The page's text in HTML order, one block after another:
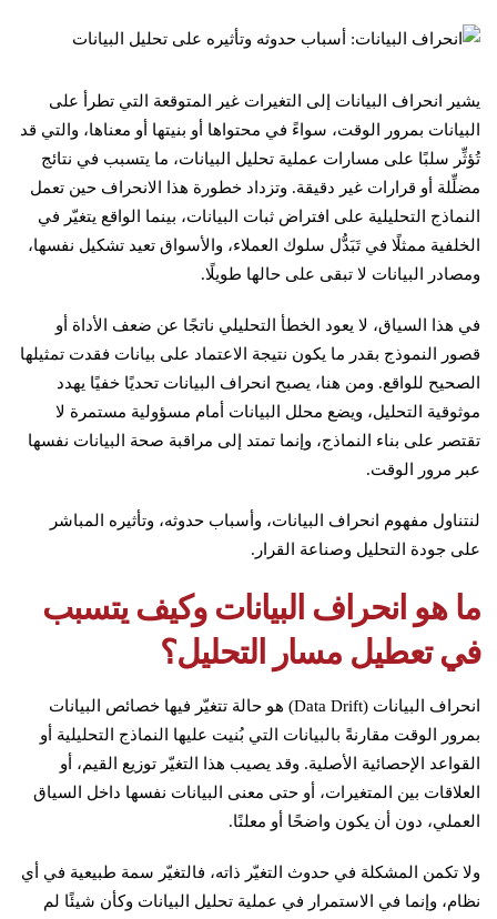
يشير انحراف البيانات إلى التغيرات غير المتوقعة التي تطرأ على
البيانات بمرور الوقت، سواءً في محتواها أو بنيتها أو معناها، والتي قد
تُؤثِّر سلبًا على مسارات عملية تحليل البيانات، ما يتسبب في نتائج
مضلِّلة أو قرارات غير دقيقة. وتزداد خطورة هذا الانحراف حين تعمل
النماذج التحليلية على افتراض ثبات البيانات، بينما الواقع يتغيّر في
الخلفية ممثلًا في تَبَدُّل سلوك العملاء، والأسواق تعيد تشكيل نفسها،
ومصادر البيانات لا تبقى على حالها طويلًا.
في هذا السياق، لا يعود الخطأ التحليلي ناتجًا عن ضعف الأداة أو
قصور النموذج بقدر ما يكون نتيجة الاعتماد على بيانات فقدت تمثيلها
الصحيح للواقع. ومن هنا، يصبح انحراف البيانات تحديًا خفيًا يهدد
موثوقية التحليل، ويضع محلل البيانات أمام مسؤولية مستمرة لا
تقتصر على بناء النماذج، وإنما تمتد إلى مراقبة صحة البيانات نفسها
عبر مرور الوقت.
لنتناول مفهوم انحراف البيانات، وأسباب حدوثه، وتأثيره المباشر
على جودة التحليل وصناعة القرار.
ما هو انحراف البيانات وكيف يتسبب
في تعطيل مسار التحليل؟
انحراف البيانات (Data Drift) هو حالة تتغيّر فيها خصائص البيانات
بمرور الوقت مقارنةً بالبيانات التي بُنيت عليها النماذج التحليلية أو
القواعد الإحصائية الأصلية. وقد يصيب هذا التغيّر توزيع القيم، أو
العلاقات بين المتغيرات، أو حتى معنى البيانات نفسها داخل السياق
العملي، دون أن يكون واضحًا أو معلنًا.
ولا تكمن المشكلة في حدوث التغيّر ذاته، فالتغيّر سمة طبيعية في أي
نظام، وإنما في الاستمرار في عملية تحليل البيانات وكأن شيئًا لم